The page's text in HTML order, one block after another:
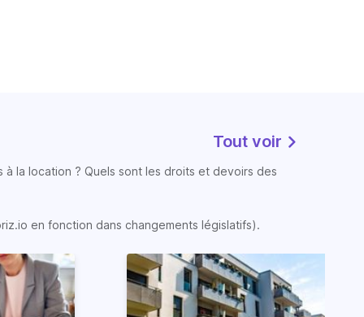
Tout voir
la location ? Quels sont les droits et devoirs des
en fonction dans changements législatifs).